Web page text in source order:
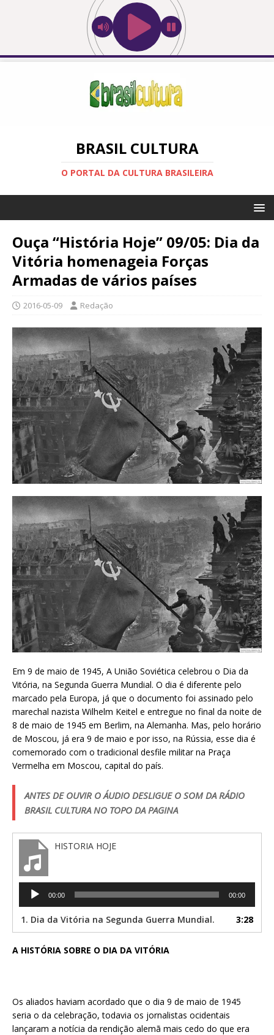
BRASIL CULTURA
O PORTAL DA CULTURA BRASILEIRA
Ouça “História Hoje” 09/05: Dia da
Vitória homenageia Forças
Armadas de vários países
2016-05-09 Redação
Em 9 de maio de 1945, A União Soviética celebrou o Dia da
Vitória, na Segunda Guerra Mundial. O dia é diferente pelo
marcado pela Europa, já que o documento foi assinado pelo
marechal nazista Wilhelm Keitel e entregue no final da noite de
8 de maio de 1945 em Berlim, na Alemanha. Mas, pelo horário
de Moscou, já era 9 de maio e por isso, na Rússia, esse dia é
comemorado com o tradicional desfile militar na Praça
Vermelha em Moscou, capital do país.
ANTES DE OUVIR O ÁUDIO DESLIGUE O SOM DA RÁDIO
BRASIL CULTURA NO TOPO DA PAGINA
HISTORIA HOJE
Tocador
áudio
00:00 00:00
1. Dia da Vitória na Segunda Guerra Mundial. 3:28
A HISTÓRIA SOBRE O DIA DA VITÓRIA
Os aliados haviam acordado que o dia 9 de maio de 1945
seria o da celebração, todavia os jornalistas ocidentais
lançaram a notícia da rendição alemã mais cedo do que era